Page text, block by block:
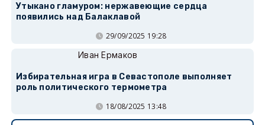
Утыкано гламуром: нержавеющие сердца
появились над Балаклавой
29/09/2025 19:28
Иван Ермаков
Избирательная игра в Севастополе выполняет
роль политического термометра
18/08/2025 13:48